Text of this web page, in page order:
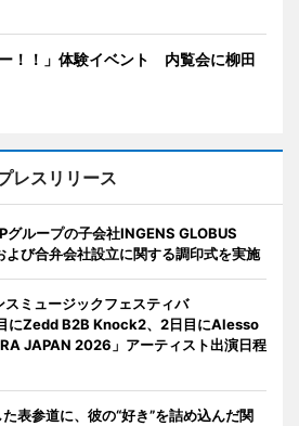
！！」体験イベント 内覧会に柳田
レスリリース
グループの子会社INGENS GLOBUS
び合弁会社設立に関する調印式を実施
スミュージックフェスティバ
Knock2、2日目にAlesso
2026」アーティスト出演日程
表参道に、彼の“好き”を詰め込んだ関